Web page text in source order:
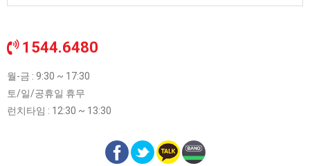
1544.6480
월-금 : 9:30 ~ 17:30
토/일/공휴일 휴무
런치타임 : 12:30 ~ 13:30